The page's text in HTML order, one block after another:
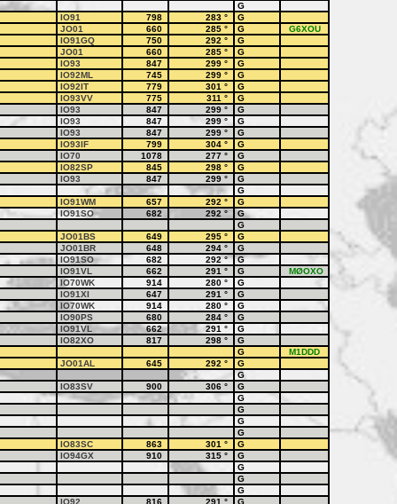
G
IO91 798 283 °
G
JO01 660 285 ° G
G6XOU
IO91GQ 750 292 °
G
JO01 660 285 °
G
IO93 847 299 °
G
IO92ML 745 299 °
G
IO92IT 779 301 °
G
IO93VV 775 311 °
G
IO93 847 299 °
G
IO93 847 299 °
G
IO93 847 299 °
G
IO93IF 799 304 °
G
IO70 1078 277 °
G
IO82SP 845 298 °
G
IO93 847 299 °
G
G
IO91WM 657 292 °
G
IO91SO 682 292 °
G
G
JO01BS 649 295 °
G
JO01BR 648 294 °
G
IO91SO 682 292°G
IO91VL 662 291 ° G
MØOXO
IO70WK 914 280 °
G
IO91XI 647 291 °
G
IO70WK 914 280 °
G
IO90PS 680 284 °
G
IO91VL 662 291 °
G
IO82XO 817 298 °
G
G
M1DDD
JO01AL 645 292 °
G
G
IO83SV 900 306 °
G
G
G
G
G
IO83SC 863 301 °
G
IO94GX 910 315 °
G
G
G
G
IO92 816 291 °
G